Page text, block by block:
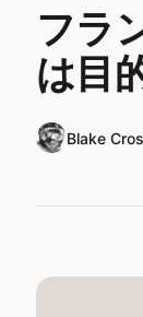
フラ
は目
Blake